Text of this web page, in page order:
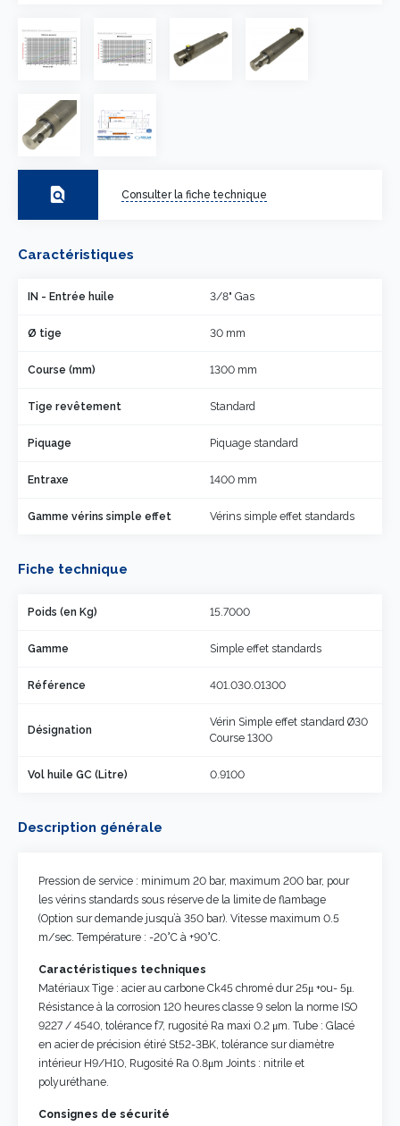
find_in_page Consulter la fiche technique
Caractéristiques
IN - Entrée huile 3/8" Gas
Ø tige 30 mm
Course (mm) 1300 mm
Tige revêtement Standard
Piquage Piquage standard
Entraxe 1400 mm
Gamme vérins simple effet Vérins simple effet standards
Fiche technique
Poids (en Kg) 15.7000
Gamme Simple effet standards
Référence 401.030.01300
Désignation
Vérin Simple effet standard Ø30
Course 1300
Vol huile GC (Litre) 0.9100
Description générale
Pression de service : minimum 20 bar, maximum 200 bar, pour
les vérins standards sous réserve de la limite de flambage
(Option sur demande jusqu’à 350 bar). Vitesse maximum 0.5
m/sec. Température : -20°C à +90°C.
Caractéristiques techniques
Matériaux Tige : acier au carbone Ck45 chromé dur 25μ +ou- 5μ.
Résistance à la corrosion 120 heures classe 9 selon la norme ISO
9227 / 4540, tolérance f7, rugosité Ra maxi 0.2 μm. Tube : Glacé
en acier de précision étiré St52-3BK, tolérance sur diamètre
intérieur H9/H10, Rugosité Ra 0.8μm Joints : nitrile et
polyuréthane.
Consignes de sécurité